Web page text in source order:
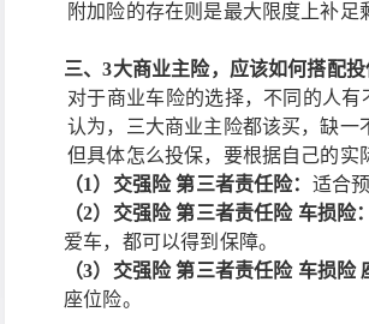
附加险的存在则是最大限度上补
三、3大商业主险，应该如何搭配投
对于商业车险的选择，不同的人
认为，三大商业主险都该买，缺一
但具体怎么投保，要根据自己的
（1）交强险 第三者责任险： 适合
（2）交强险 第三者责任险 车损险
爱车，都可以得到保障。
（3） 交强险第三者责任险 车损险
座位险。